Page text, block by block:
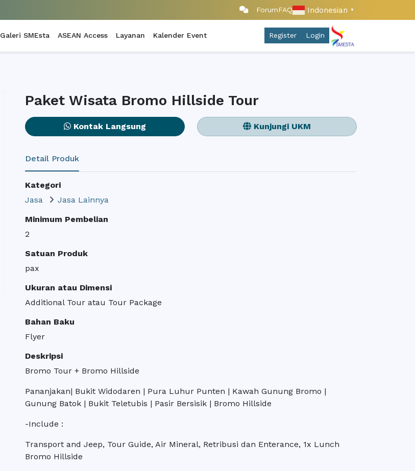
ForumFAQ Indonesian ▼
Galeri SMEsta ASEAN Access Layanan Kalender Event Register Login
Paket Wisata Bromo Hillside Tour
Kontak Langsung Kunjungi UKM
Detail Produk
Kategori
Jasa
Jasa Lainnya
Minimum Pembelian
2
Satuan Produk
pax
Ukuran atau Dimensi
Additional Tour atau Tour Package
Bahan Baku
Flyer
Deskripsi
Bromo Tour + Bromo Hillside
Pananjakan| Bukit Widodaren | Pura Luhur Punten | Kawah Gunung Bromo |
Gunung Batok | Bukit Teletubis | Pasir Bersisik | Bromo Hillside
-Include :
Transport and Jeep, Tour Guide, Air Mineral, Retribusi dan Enterance, 1x Lunch
Bromo Hillside